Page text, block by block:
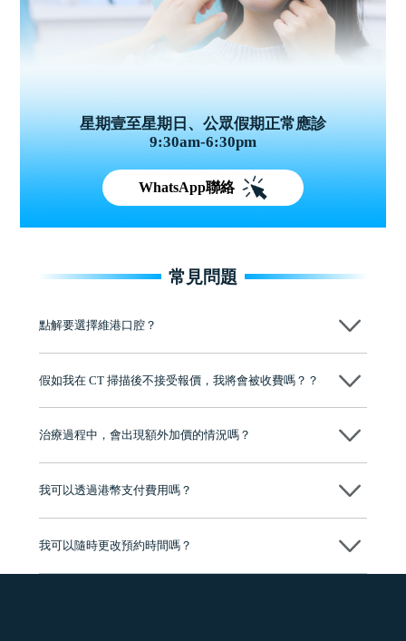
星期壹至星期日、公眾假期正常應診
9:30am-6:30pm
WhatsApp聯絡
常見問題
點解要選擇維港口腔？
牌」、「2025香港企業領袖品牌」，是諾貝爾種植系統全球放心植牙中
至今已服務超過三十個國家和地區的顧客，受到粵港澳大灣區及周邊城
市市民極高的口碑評價及信任推薦 珠海、深圳設有八大分院，香港亦設
有咨詢及服務保障中心，有任何問題都可以隨時預約免費咨詢，讓人十
假如我在 CT 掃描後不接受報價，我將會被收費嗎？？
不會！只要未開始實際服務之前，你不會被收取任何費用。
治療過程中，會出現額外加價的情況嗎？
我可以透過港幣支付費用嗎？
我可以隨時更改預約時間嗎？